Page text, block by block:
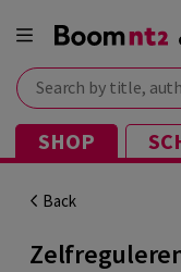
Search by title, author,
SHOP
Back